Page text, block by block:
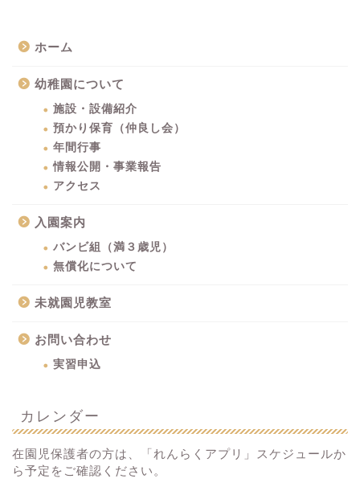
ホーム
幼稚園について
施設・設備紹介
預かり保育（仲良し会）
年間行事
情報公開・事業報告
アクセス
入園案内
バンビ組（満３歳児）
無償化について
未就園児教室
お問い合わせ
実習申込
カレンダー
在園児保護者の方は、「れんらくアプリ」スケジュールか
ら予定をご確認ください。